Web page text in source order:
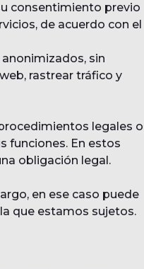
consentimiento previo
de acuerdo con el
sin
rastrear tráfico y
legales o
funciones. En estos
obligación legal.
en ese caso puede
que estamos sujetos.